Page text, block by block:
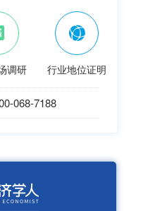
调研 行业地位证明
068-7188